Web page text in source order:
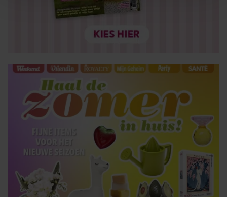
personaliseren, om functies voor social media te bieden
en om ons websiteverkeer te analyseren. Ook delen we
informatie over uw gebruik van onze site met onze
informatie die u aan ze heeft verstrekt of die ze hebben
verzameld op basis van uw gebruik van hun services. U
gaat akkoord met onze cookies als u onze website blijft
gebruiken.